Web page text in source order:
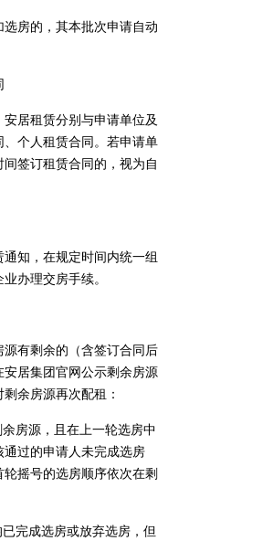
房的，其本批次申请自动
居租赁分别与申请单位及
个人租赁合同。若申请单
签订租赁合同的，视为自
知，在规定时间内统一组
办理交房手续。
有剩余的（含签订合同后
居集团官网公示剩余房源
余房源再次配租：
房源，且在上一轮选房中
过的申请人未完成选房
摇号的选房顺序依次在剩
完成选房或放弃选房，但